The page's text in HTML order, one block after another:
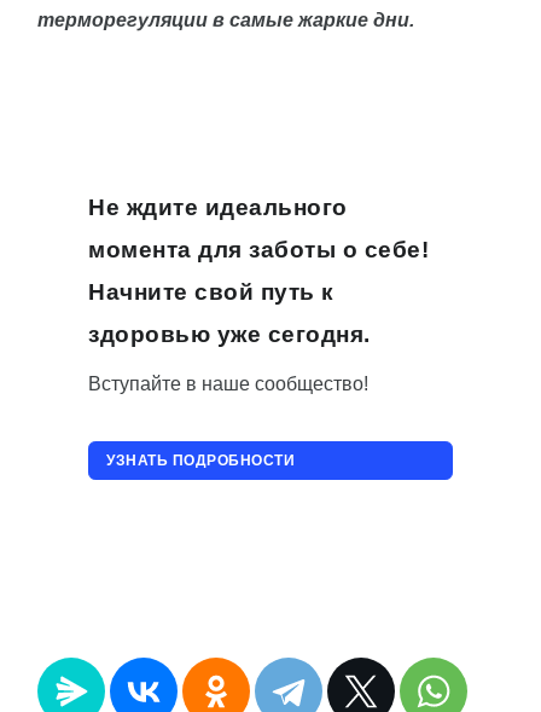
терморегуляции в самые жаркие дни.
Не ждите идеального
момента для заботы о себе!
Начните свой путь к
здоровью уже сегодня.
Вступайте в наше сообщество!
УЗНАТЬ ПОДРОБНОСТИ